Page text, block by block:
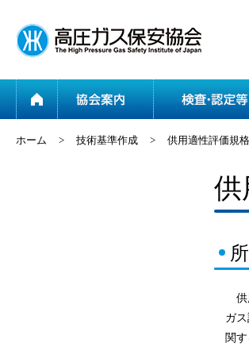
ホーム > 技術基準作成 > 供用適性評価規
供
供
ガ
関